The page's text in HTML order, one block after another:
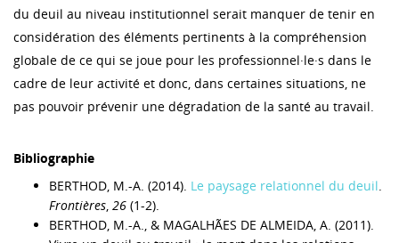
du deuil au niveau institutionnel serait manquer de tenir en
considération des éléments pertinents à la compréhension
globale de ce qui se joue pour les professionnel·le·s dans le
cadre de leur activité et donc, dans certaines situations, ne
pas pouvoir prévenir une dégradation de la santé au travail.
Bibliographie
BERTHOD, M.-A. (2014). Le paysage relationnel du deuil.
Frontières, 26 (1-2).
BERTHOD, M.-A., & MAGALHÃES DE ALMEIDA, A. (2011).